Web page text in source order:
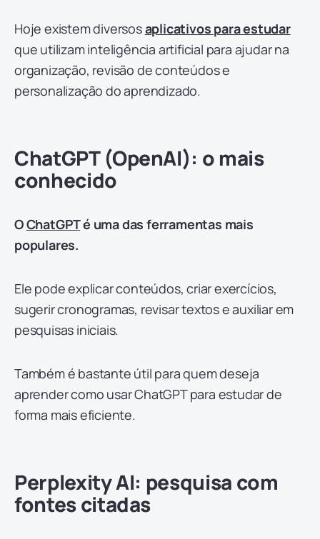
Hoje existem diversosaplicativos para estudar
que utilizam inteligência artificial para ajudar na
organização, revisão de conteúdos e
personalização do aprendizado.
ChatGPT (OpenAI): o mais
conhecido
OChatGPTé uma das ferramentas mais
populares.
Ele pode explicar conteúdos, criar exercícios,
sugerir cronogramas, revisar textos e auxiliar em
pesquisas iniciais.
Também é bastante útil para quem deseja
aprender como usar ChatGPT para estudar de
forma mais eficiente.
Perplexity AI: pesquisa com
fontes citadas